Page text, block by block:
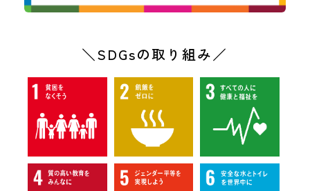
＼SDGsの取り組み／